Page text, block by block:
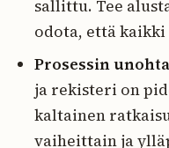
sallittu. Tee
odota, että
Prosessin
ja rekisteri on
kaltainen
vaiheittain ja